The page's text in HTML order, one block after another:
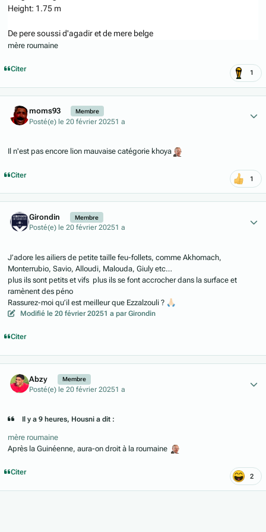
Height: 1.75 m
De pere soussi d'agadir et de mere belge
mère roumaine
Citer 1
moms93 Membre
Posté(e) le 20 février 20251 a
Il n'est pas encore lion mauvaise catégorie khoya
Citer 1
Girondin Membre
Posté(e) le 20 février 20251 a
J’adore les ailiers de petite taille feu-follets, comme Akhomach,
Monterrubio, Savio, Alloudi, Malouda, Giuly etc…
plus ils sont petits et vifs plus ils se font accrocher dans la surface et
ramènent des péno
Rassurez-moi qu’il est meilleur que Ezzalzouli ? 🙏🏻
Modifié le 20 février 20251 a par Girondin
Citer
Abzy Membre
Posté(e) le 20 février 20251 a
Il y a 9 heures, Housni a dit :
mère roumaine
Après la Guinéenne, aura-on droit à la roumaine
Citer 2